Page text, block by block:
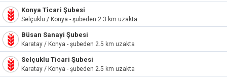
Konya Ticari Şubesi
Selçuklu / Konya - şubeden 2.3 km uzakta
Büsan Sanayi Şubesi
Karatay / Konya - şubeden 2.5 km uzakta
Selçuklu Ticari Şubesi
Karatay / Konya - şubeden 2.5 km uzakta